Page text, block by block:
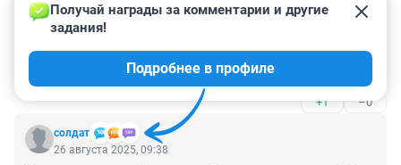
26 августа 2025, 12:19
Это что за субъекты? И почему такая честь освещать
их американское турне?
На кой нам это надо?
+1 –0
солдат
Получай награды за комментарии и другие
задания!
Подробнее в профиле
26 августа 2025, 09:38